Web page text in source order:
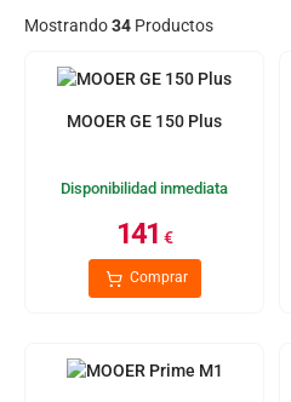
Mostrando34 Productos
MOOER GE 150 Plus
Disponibilidad inmediata
141 €
Comprar